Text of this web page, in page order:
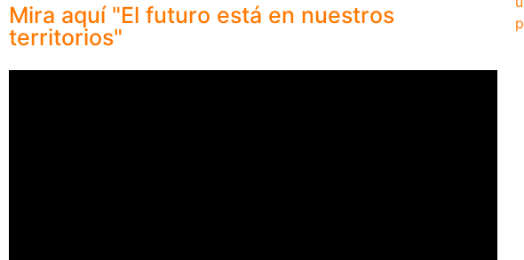
Mira aquí "El futuro está en nuestros
territorios"